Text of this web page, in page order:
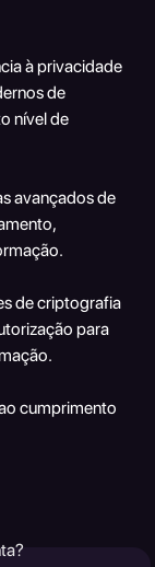
à privacidade
de
nível de
avançados de
de criptografia
para
cumprimento